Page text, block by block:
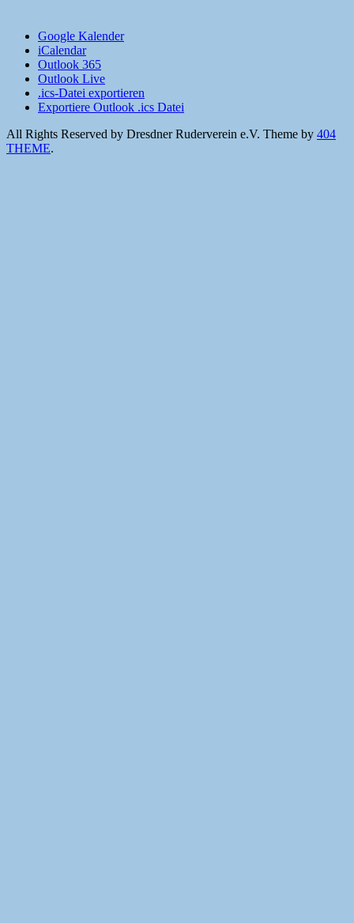
Google Kalender
iCalendar
Outlook 365
Outlook Live
.ics-Datei exportieren
Exportiere Outlook .ics Datei
All Rights Reserved by Dresdner Ruderverein e.V. Theme by 404
THEME.